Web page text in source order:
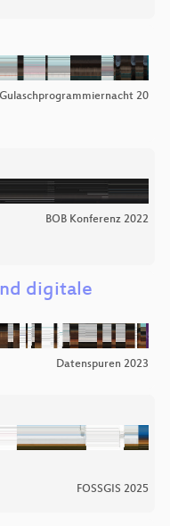
Gulaschprogrammiernacht 20
BOB Konferenz 2022
digitale
Datenspuren 2023
FOSSGIS 2025